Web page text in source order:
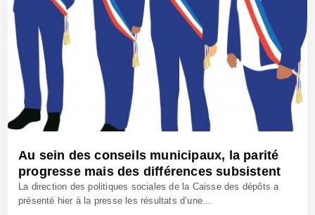
Au sein des conseils municipaux, la parité
progresse mais des différences subsistent
La direction des politiques sociales de la Caisse des dépôts a
présenté hier à la presse les résultats d’une...